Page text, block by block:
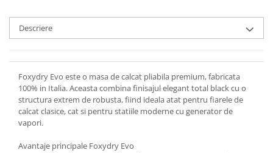
Descriere
Foxydry Evo este o masa de calcat pliabila premium, fabricata
100% in Italia. Aceasta combina finisajul elegant total black cu o
structura extrem de robusta, fiind ideala atat pentru fiarele de
calcat clasice, cat si pentru statiile moderne cu generator de
vapori.
Avantaje principale Foxydry Evo